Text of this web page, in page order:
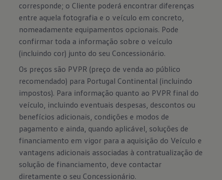
corresponde; o Cliente poderá encontrar diferenças
entre aquela fotografia e o veículo em concreto,
nomeadamente equipamentos opcionais. Pode
confirmar toda a informação sobre o veículo
(incluindo cor) junto do seu Concessionário.
Os preços são PVPR (preço de venda ao público
recomendado) para Portugal Continental (incluindo
impostos). Para informação quanto ao PVPR final do
veículo, incluindo eventuais despesas, descontos ou
benefícios adicionais, condições e modos de
pagamento e ainda, quando aplicável, soluções de
financiamento em vigor para a aquisição do Veículo e
vantagens adicionais associadas à contratualização de
solução de financiamento, deve contactar
diretamente o seu Concessionário.